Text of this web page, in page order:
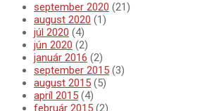
september 2020 (21)
august 2020 (1)
júl 2020 (4)
jún 2020 (2)
január 2016 (2)
september 2015 (3)
august 2015 (5)
apríl 2015 (4)
február 2015 (2)